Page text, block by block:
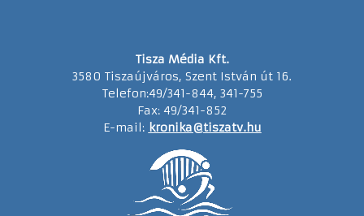
Tisza Média Kft.
3580 Tiszaújváros, Szent István út 16.
Telefon:49/341-844, 341-755
Fax: 49/341-852
E-mail: kronika@tiszatv.hu